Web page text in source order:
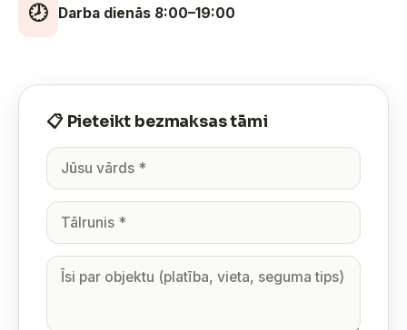
🕗 Darba dienās 8:00–19:00
📋 Pieteikt bezmaksas tāmi